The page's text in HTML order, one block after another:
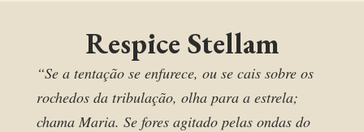
Respice Stellam
“Se a tentação se enfurece, ou se cais sobre os
rochedos da tribulação, olha para a estrela;
chama Maria. Se fores agitado pelas ondas do